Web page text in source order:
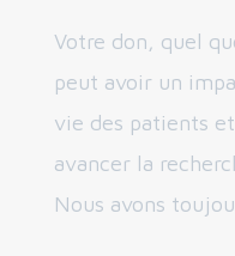
Votre don, quel
peut avoir un
vie des patients
avancer la
Nous avons